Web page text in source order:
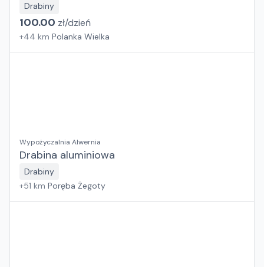
Drabiny
100.00 zł/dzień
+44 km Polanka Wielka
Wypożyczalnia Alwernia
Drabina aluminiowa
Drabiny
+51 km Poręba Żegoty